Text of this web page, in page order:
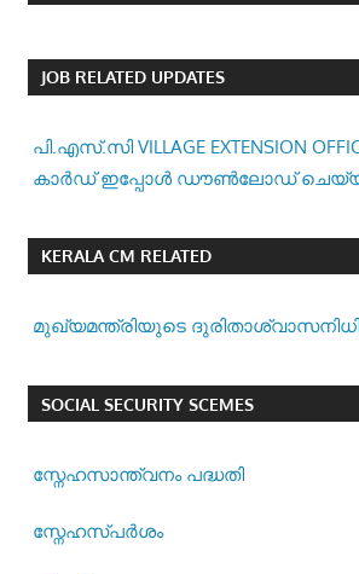
JOB RELATED UPDATES
പി.എസ്.സി VILLAGE EXTENSION
കാർഡ് ഇപ്പോൾ ഡൗൺലോഡ്
KERALA CM RELATED
മുഖ്യമന്ത്രിയുടെ ദുരിതാശ്വാസനിധി
SOCIAL SECURITY SCEMES
സ്നേഹസാന്ത്വനം പദ്ധതി
സ്നേഹസ്പര്‍ശം